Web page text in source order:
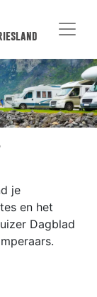
je
en het
Dagblad